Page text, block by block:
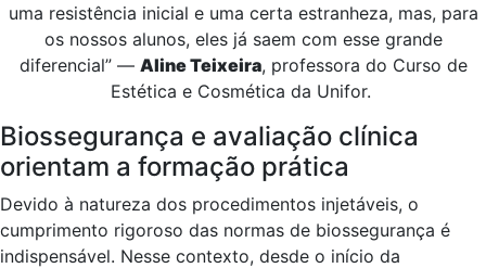
uma resistência inicial e uma certa estranheza, mas, para
os nossos alunos, eles já saem com esse grande
diferencial” — Aline Teixeira, professora do Curso de
Estética e Cosmética da Unifor.
Biossegurança e avaliação clínica
orientam a formação prática
Devido à natureza dos procedimentos injetáveis, o
cumprimento rigoroso das normas de biossegurança é
indispensável. Nesse contexto, desde o início da